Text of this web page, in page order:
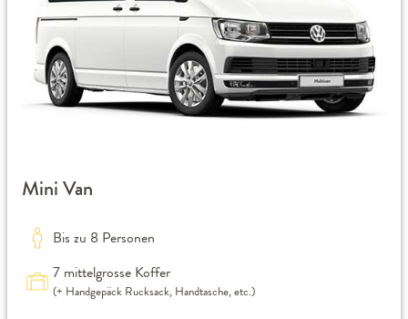
Mini Van
Bis zu 8 Personen
7 mittelgrosse Koffer
(+ Handgepäck Rucksack, Handtasche, etc.)